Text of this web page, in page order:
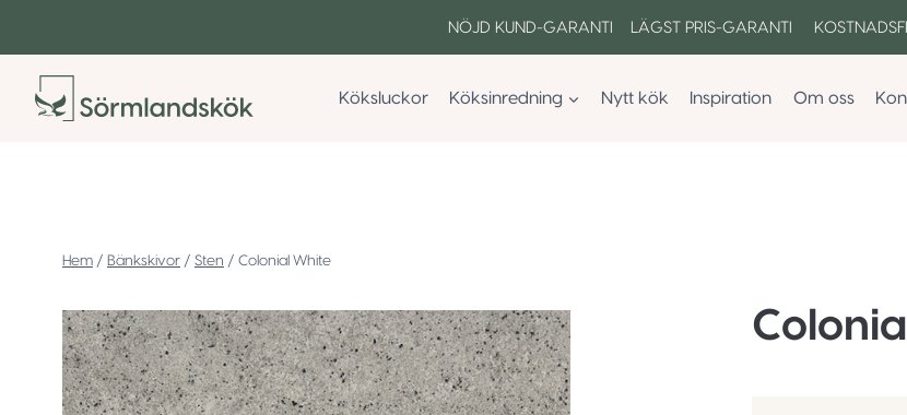
content
NÖJD KUND-GARANTI LÄGST PRIS-GARANTI
Köksluckor Köksinredning Nytt kök Inspiration Om oss
/ Bänkskivor / Sten / Colonial White